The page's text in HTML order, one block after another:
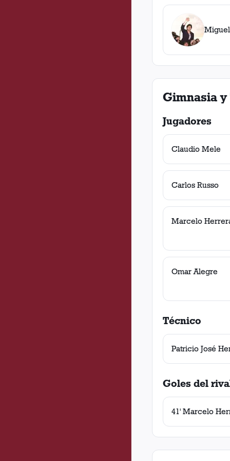
Gimnasia
Jugadores
Claudio Mele
Carlos Russo
Marcelo
Omar Alegre
Técnico
Patricio José
Goles del
41' Marcelo